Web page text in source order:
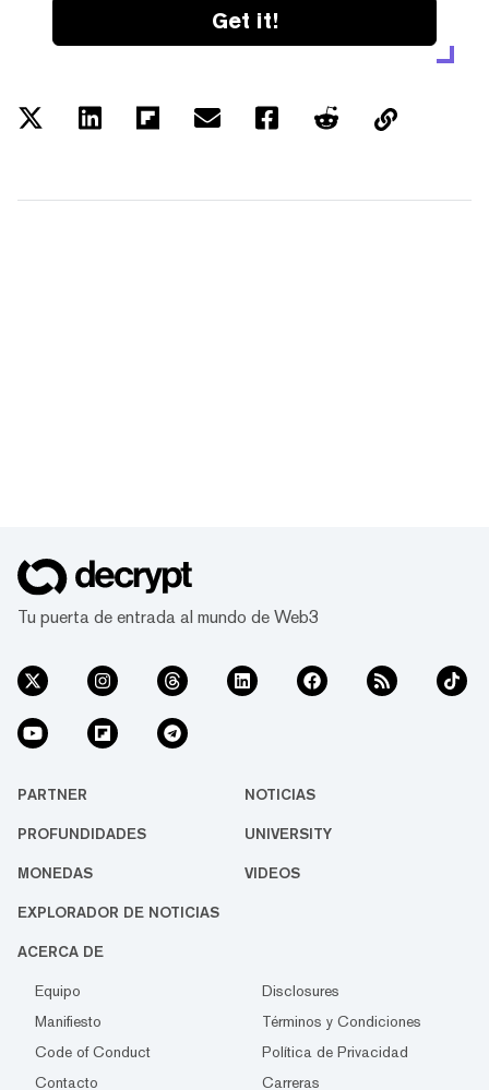
Get it!
Tu puerta de entrada al mundo de Web3
PARTNER NOTICIAS
PROFUNDIDADES UNIVERSITY
MONEDAS VIDEOS
EXPLORADOR DE NOTICIAS
ACERCA DE
Equipo
Disclosures
Manifiesto
Términos y Condiciones
Code of Conduct
Política de Privacidad
Contacto
Carreras